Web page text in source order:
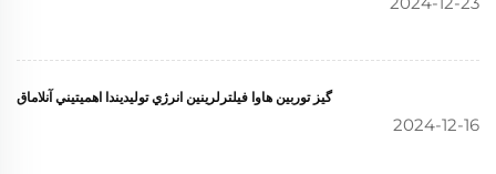
گيز توربين هاوا فيلترلرينين انرژي توليديندا اهميتيني آنلاماق
2024-12-16